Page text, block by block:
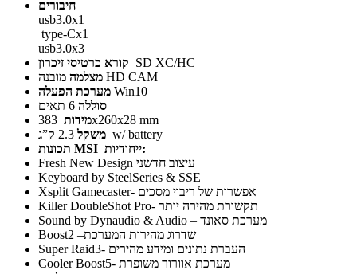
חיבורים
usb3.0x1
type-Cx1
usb3.0x3
קורא כרטיסי זיכרון SD XC/HC
מצלמה מובנה HD CAM
מערכת הפעלה
Win10
סוללה
מידות383x260x28 mm
משקל 2.3 ק”ג w/ battery
MSI
ייחודיות:
Fresh New Design עיצוב חדשני
Keyboard by SteelSeries & SSE
Xsplit Gamecaster- אפשרות של ריבוי מסכים
Killer DoubleShot Pro- תקשורת מהירה יותר
Sound by Dynaudio & Audio – מערכת סאונד
Boost2 –שדרוג מהירות המערכת
Super Raid3- העברת נתונים ומידע מהירים
Cooler Boost5- מערכת אוורור משופרת